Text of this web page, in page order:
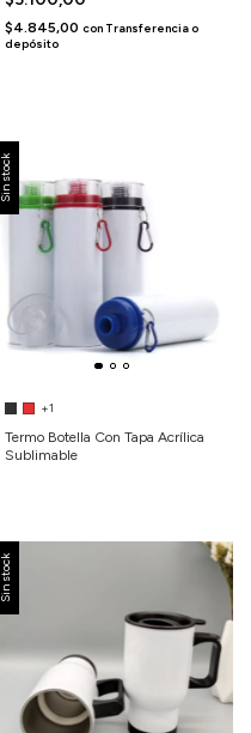
$4.845,00 con Transferencia o
depósito
Sin stock
+1
Termo Botella Con Tapa Acrílica
Sublimable
Sin stock